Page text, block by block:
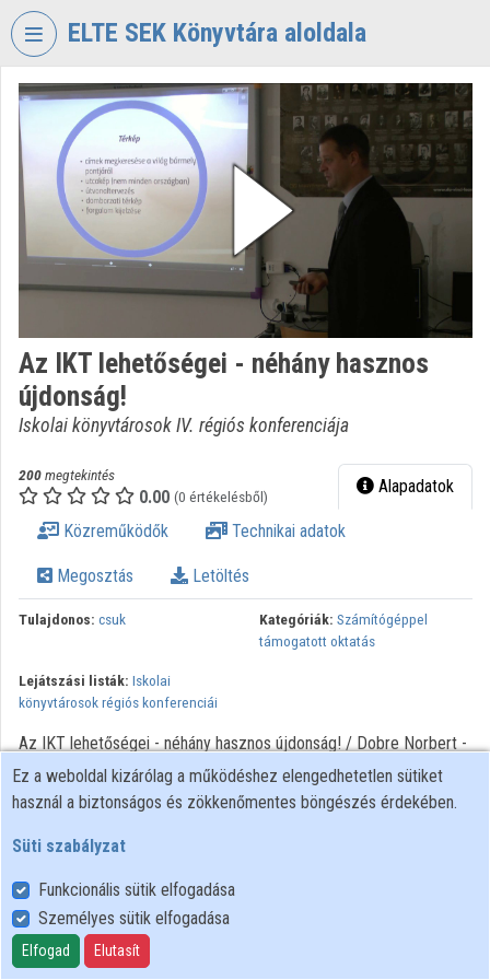
Fejléc kihagyása
ELTE SEK Könyvtára aloldala
VIDEOTORIUM
ELTE
EKL
SAVARIA
KÖNYVTÁR
ÉS
LEVÉLTÁR
Bejelentkezés
Intézményi felfedezés
Kategóriák
Közreműködők
Az IKT lehetőségei - néhány hasznos
újdonság!
Iskolai könyvtárosok IV. régiós konferenciája
200megtekintés
0.00 (0 értékelésből) Alapadatok
Közreműködők Technikai adatok
Megosztás Letöltés
Tulajdonos: csuk Kategóriák: Számítógéppel
támogatott oktatás
Lejátszási listák: Iskolai
könyvtárosok régiós konferenciái
Az IKT lehetőségei - néhány hasznos újdonság! / Dobre Norbert -
Média és KIT / Pap Gergő. - Szombathely : NymE SEK, 2014.
Iskolai könyvtárosok IV. régiós konferenciája előadásai a NymE
Felhasználói szabályzat
Adatkezelési tájékoztató
Süti szabályzat
Ez a weboldal kizárólag a működéshez elengedhetetlen sütiket
használ a biztonságos és zökkenőmentes böngészés érdekében.
Süti szabályzat
Funkcionális sütik elfogadása
Személyes sütik elfogadása
Elfogad Elutasít